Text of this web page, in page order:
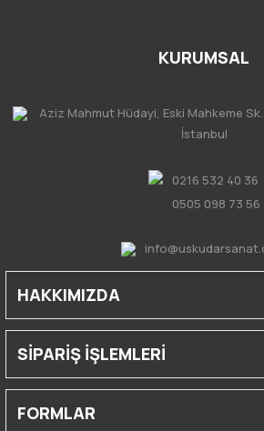
KURUMSAL
Aziz Mahmut Hüdayi, Eski Mahkeme
İstanbul
0216 532 40 36
0505 098 73 56
HAKKIMIZDA
SİPARİŞ İŞLEMLERİ
FORMLAR